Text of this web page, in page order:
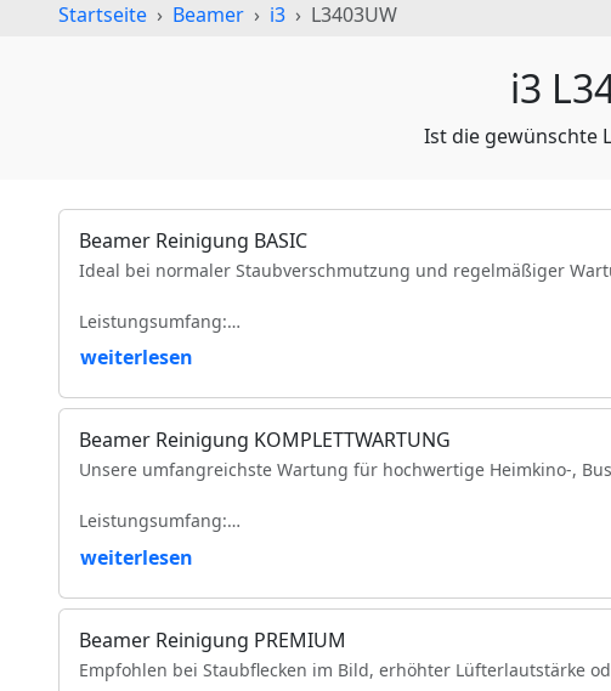
Startseite Beamer i3 L3403UW
i3
Ist die gewünschte
Beamer Reinigung BASIC
Ideal bei normaler Staubverschmutzung und regelmäßiger
Leistungsumfang:
Reinigung der Luftfilter und Gehäuseteile
Reinigung der Lüfter und Lüftungskanäle
Objektivreinigung
Entfernung loser Staubablagerungen im Geräteinneren
Funktionsprüfung
VDE-Sicherheitsprüfung
weiterlesen
Beamer Reinigung KOMPLETTWARTUNG
Unsere umfangreichste Wartung für hochwertige Heimkino-,
Leistungsumfang:
Vollständige Zerlegung des Projektors (modellabhängig)
Komplette Reinigung des optischen Lichtwegs
Reinigung des DMD-/LCD-Bereichs
Reinigung und Prüfung des Farbrads
weiterlesen
Beamer Reinigung PREMIUM
Empfohlen bei Staubflecken im Bild, erhöhter Lüfterlautstärke